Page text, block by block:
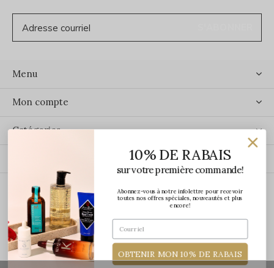
Menu
Mon compte
Catégories
ÉCRIVEZ-NOUS
10% DE RABAIS
sur votre première commande!
Abonnez-vous à notre infolettre pour recevoir
toutes nos offres spéciales, nouveautés et plus
encore!
OBTENIR MON 10% DE RABAIS